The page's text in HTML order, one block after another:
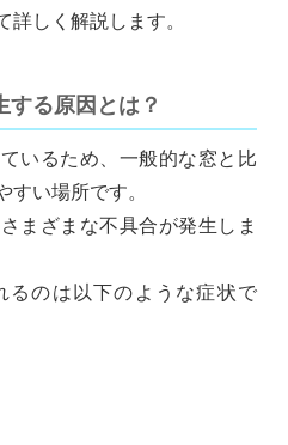
詳しく解説します。
する原因とは？
いるため、一般的な窓と比
すい場所です。
まざまな不具合が発生しま
るのは以下のような症状で